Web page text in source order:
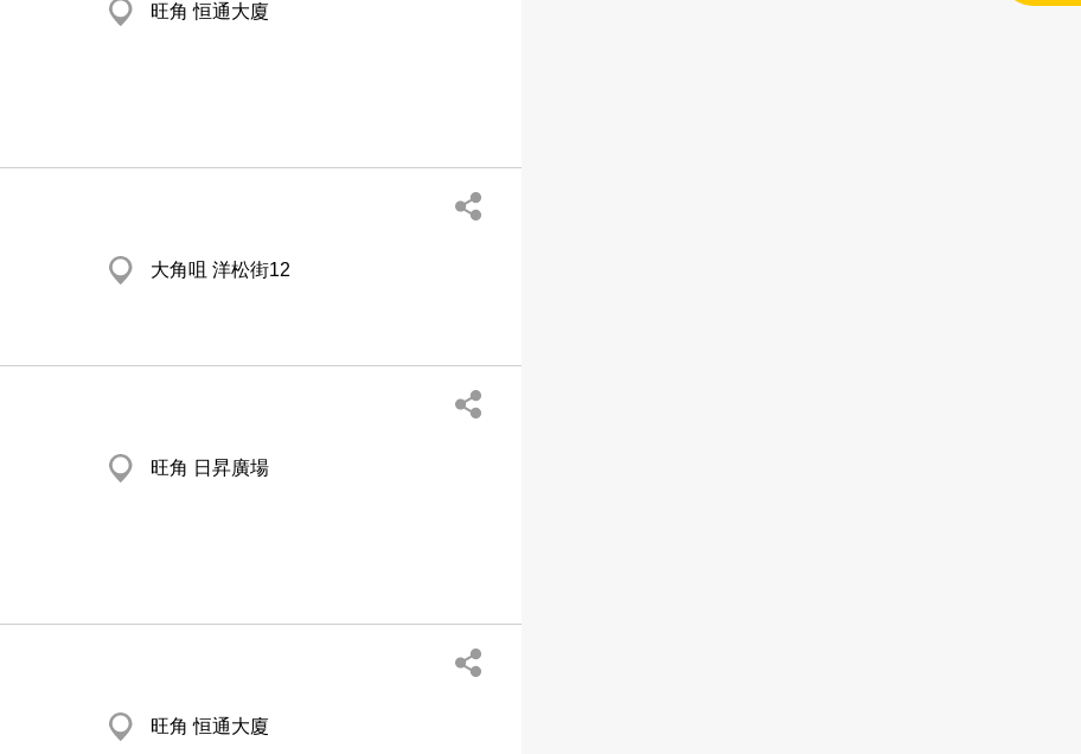
旺角 恒通大廈
大角咀 洋松街12
旺角 日昇廣場
旺角 恒通大廈